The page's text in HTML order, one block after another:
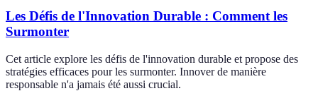
Les Défis de l'Innovation Durable : Comment les
Surmonter
Cet article explore les défis de l'innovation durable et propose des
stratégies efficaces pour les surmonter. Innover de manière
responsable n'a jamais été aussi crucial.